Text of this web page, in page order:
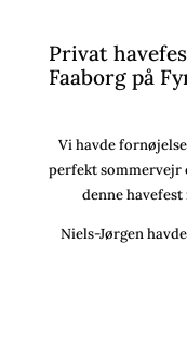
Privat
Faaborg på
Vi havde
perfekt sommervejr
denne
Niels-Jørgen